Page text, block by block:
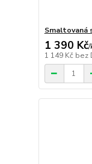
Smaltovaná
1 390 Kč/
1 149 Kč bez